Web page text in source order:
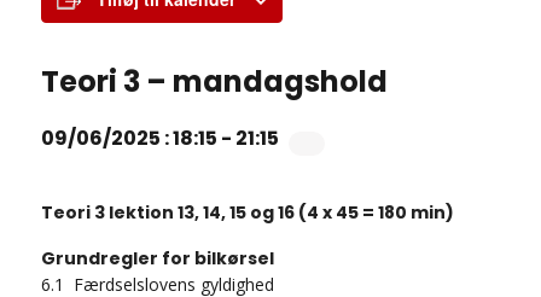
Teori 3 – mandagshold
09/06/2025 : 18:15 - 21:15
Teori 3 lektion 13, 14, 15 og 16 (4 x 45 = 180 min)
Grundregler for bilkørsel
6.1 Færdselslovens gyldighed